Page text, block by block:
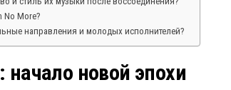
No More?
направления и молодых исполнителей?
начало новой эпохи